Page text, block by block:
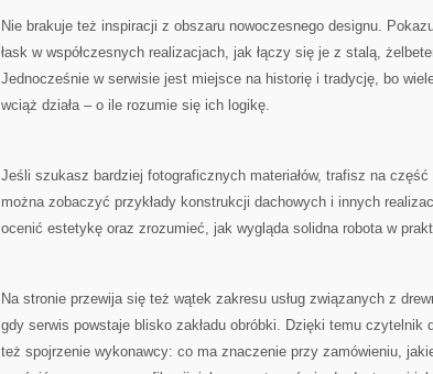
Nie brakuje też inspiracji z obszaru nowoczesnego designu.
łask w współczesnych realizacjach, jak łączy się je z stalą,
Jednocześnie w serwisie jest miejsce na historię i tradycję, bo
wciąż działa – o ile rozumie się ich logikę.
Jeśli szukasz bardziej fotograficznych materiałów, trafisz na
można zobaczyć przykłady konstrukcji dachowych i innych
ocenić estetykę oraz zrozumieć, jak wygląda solidna robota w
Na stronie przewija się też wątek zakresu usług związanych z
gdy serwis powstaje blisko zakładu obróbki. Dzięki temu czytelnik
też spojrzenie wykonawcy: co ma znaczenie przy zamówieniu,